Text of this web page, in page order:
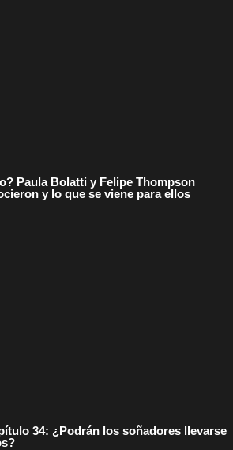
Paula Bolatti y Felipe Thompson
y lo que se viene para ellos
34: ¿Podrán los soñadores llevarse